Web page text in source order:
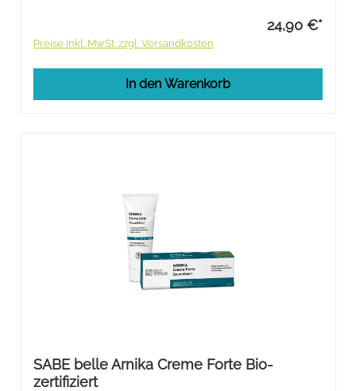
24,90 €*
Preise inkl. MwSt. zzgl. Versandkosten
In den Warenkorb
SABE belle Arnika Creme Forte Bio-
zertifiziert